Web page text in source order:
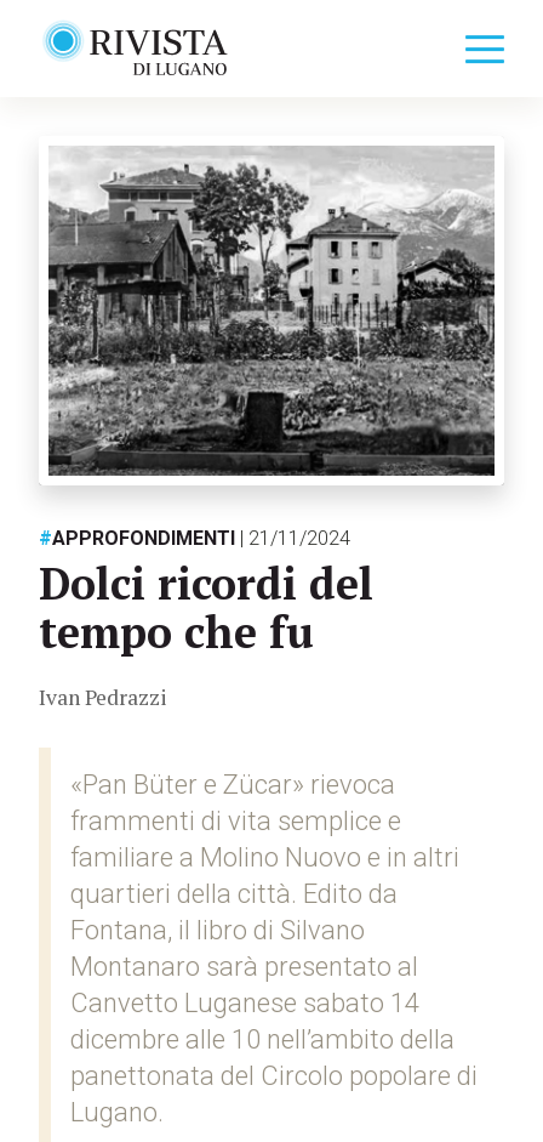
#APPROFONDIMENTI | 21/11/2024
Dolci ricordi del
tempo che fu
Ivan Pedrazzi
«Pan Büter e Zücar» rievoca
frammenti di vita semplice e
familiare a Molino Nuovo e in altri
quartieri della città. Edito da
Fontana, il libro di Silvano
Montanaro sarà presentato al
Canvetto Luganese sabato 14
dicembre alle 10 nell’ambito della
panettonata del Circolo popolare di
Lugano.